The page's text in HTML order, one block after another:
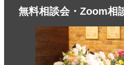
無料相談会・Zoom相